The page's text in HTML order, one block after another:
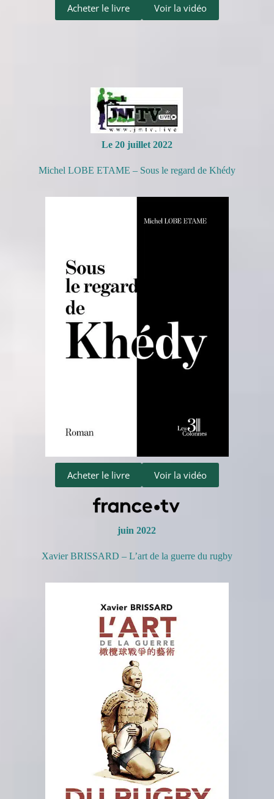
Acheter le livre Voir la vidéo
Le 20 juillet 2022
Michel LOBE ETAME – Sous le regard de Khédy
Acheter le livre Voir la vidéo
juin 2022
Xavier BRISSARD – L’art de la guerre du rugby